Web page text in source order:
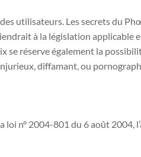
utilisateurs. Les secrets du
à la législation applicable
se réserve également la
diffamant, ou
n° 2004-801 du 6 août 2004,